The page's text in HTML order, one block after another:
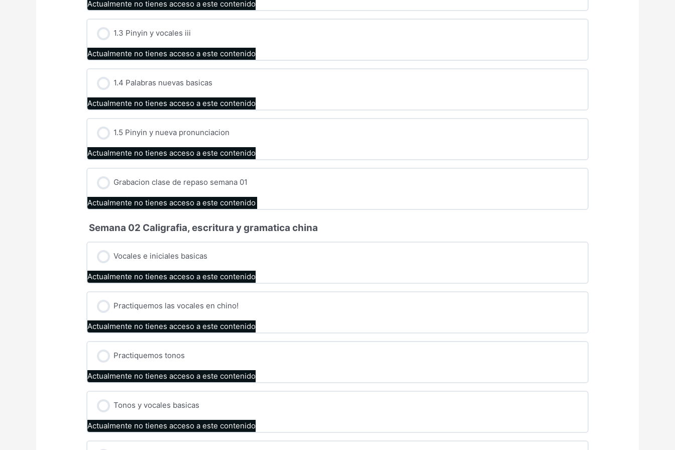
Actualmente no tienes acceso a este contenido
1.3 Pinyin y vocales iii
Actualmente no tienes acceso a este contenido
1.4 Palabras nuevas basicas
Actualmente no tienes acceso a este contenido
1.5 Pinyin y nueva pronunciacion
Actualmente no tienes acceso a este contenido
Grabacion clase de repaso semana 01
Actualmente no tienes acceso a este contenido
Semana 02 Caligrafia, escritura y gramatica china
Vocales e iniciales basicas
Actualmente no tienes acceso a este contenido
Practiquemos las vocales en chino!
Actualmente no tienes acceso a este contenido
Practiquemos tonos
Actualmente no tienes acceso a este contenido
Tonos y vocales basicas
Actualmente no tienes acceso a este contenido